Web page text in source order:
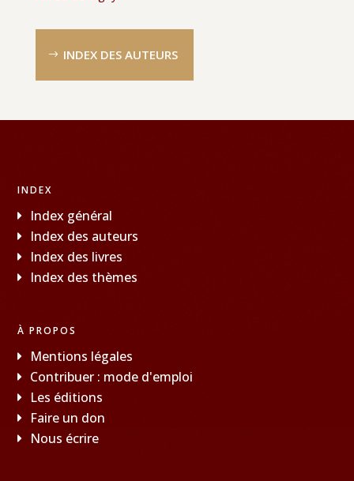
INDEX DES AUTEURS
INDEX
Index général
Index des auteurs
Index des livres
Index des thèmes
À PROPOS
Mentions légales
Contribuer : mode d'emploi
Les éditions
Faire un don
Nous écrire